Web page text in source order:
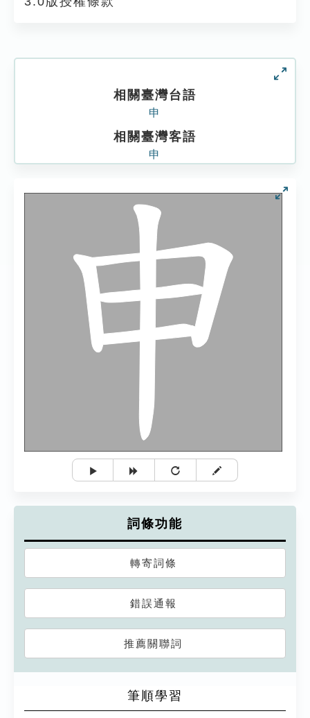
相關臺灣台語
申
相關臺灣客語
申
詞條功能
轉寄詞條
錯誤通報
推薦關聯詞
筆順學習